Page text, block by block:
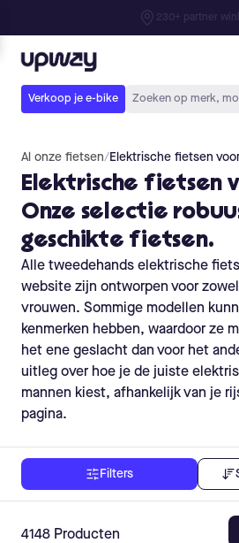
Al onze fietsen/Elektrische fietsen
Elektrische fietsen
Onze selectie
geschikte fietsen.
Alle tweedehands elektrische
website zijn ontworpen voor
vrouwen. Sommige modellen
kenmerken hebben, waardoor ze
het ene geslacht dan voor het
uitleg over hoe je de juiste
mannen kiest, afhankelijk van je
pagina.
Filters
4148 Producten